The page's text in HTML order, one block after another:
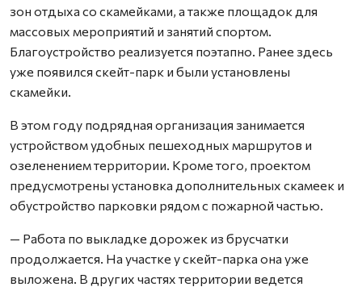
зон отдыха со скамейками, а также площадок для
массовых мероприятий и занятий спортом.
Благоустройство реализуется поэтапно. Ранее здесь
уже появился скейт-парк и были установлены
скамейки.
В этом году подрядная организация занимается
устройством удобных пешеходных маршрутов и
озеленением территории. Кроме того, проектом
предусмотрены установка дополнительных скамеек и
обустройство парковки рядом с пожарной частью.
— Работа по выкладке дорожек из брусчатки
продолжается. На участке у скейт-парка она уже
выложена. В других частях территории ведется